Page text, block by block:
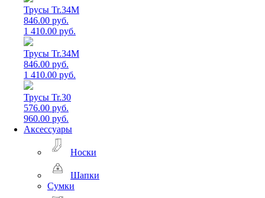
Трусы Tr.34M
846.00 руб.
1 410.00 руб.
Трусы Tr.34M
846.00 руб.
1 410.00 руб.
Трусы Tr.30
576.00 руб.
960.00 руб.
Аксессуары
Носки
Шапки
Сумки